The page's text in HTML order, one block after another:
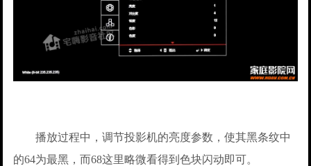
播放过程中，调节投影机的亮度参数，使其黑条纹中
的64为最黑，而68这里略微看得到色块闪动即可。